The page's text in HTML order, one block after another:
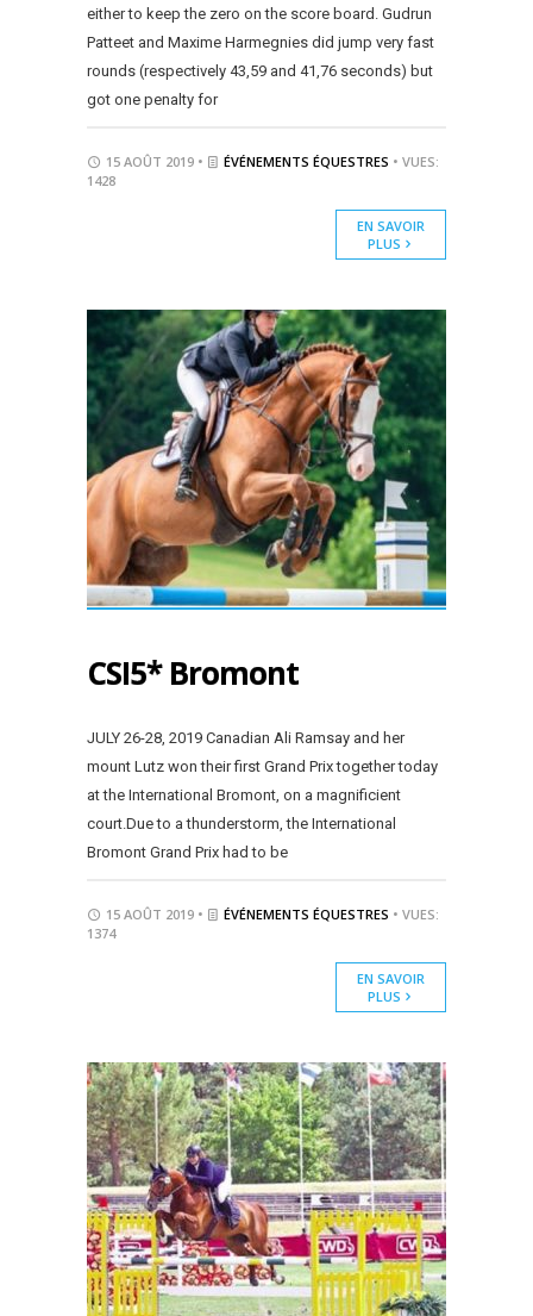
either to keep the zero on the score board. Gudrun
Patteet and Maxime Harmegnies did jump very fast
rounds (respectively 43,59 and 41,76 seconds) but
got one penalty for
15 AOÛT 2019 • ÉVÉNEMENTS ÉQUESTRES • VUES:
1428
EN SAVOIR
PLUS
CSI5* Bromont
JULY 26-28, 2019 Canadian Ali Ramsay and her
mount Lutz won their first Grand Prix together today
at the International Bromont, on a magnificient
court.Due to a thunderstorm, the International
Bromont Grand Prix had to be
15 AOÛT 2019 • ÉVÉNEMENTS ÉQUESTRES • VUES:
1374
EN SAVOIR
PLUS